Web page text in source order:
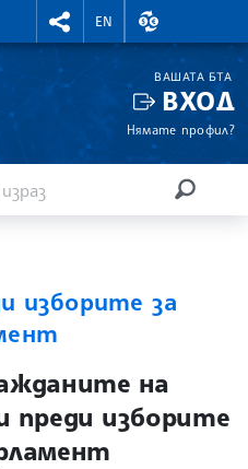
RIGHTMENU.SOCIAL
EN
ВАЛУТНИ
ВАШАТА БТА
ВХОД
Нямате профил?
изборите за
на
преди изборите